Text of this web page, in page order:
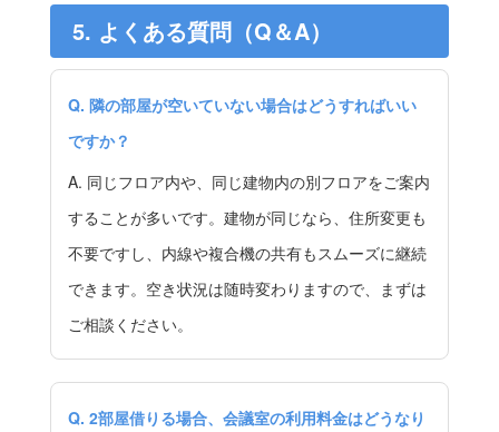
5. よくある質問（Q＆A）
Q. 隣の部屋が空いていない場合はどうすればいい
ですか？
A. 同じフロア内や、同じ建物内の別フロアをご案内
することが多いです。建物が同じなら、住所変更も
不要ですし、内線や複合機の共有もスムーズに継続
できます。空き状況は随時変わりますので、まずは
ご相談ください。
Q. 2部屋借りる場合、会議室の利用料金はどうなり